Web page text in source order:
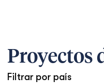
Proyectos
Filtrar por país